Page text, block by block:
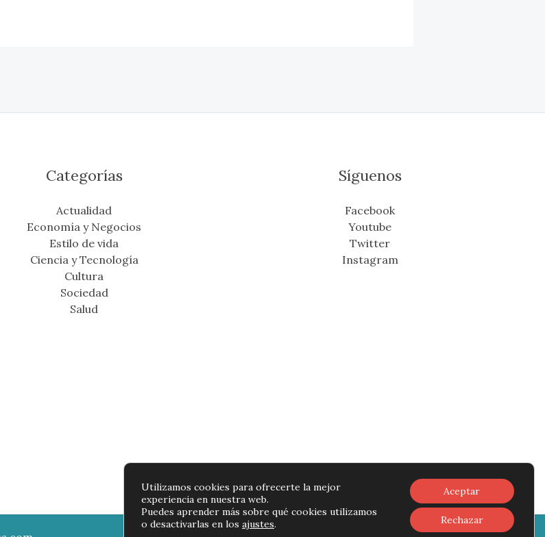
Categorías
Actualidad
Economía y Negocios
Estilo de vida
Ciencia y Tecnología
Cultura
Sociedad
Salud
Síguenos
Facebook
Youtube
Twitter
Instagram
Utilizamos cookies para ofrecerte la mejor
experiencia en nuestra web.
Puedes aprender más sobre qué cookies utilizamos
o desactivarlas en los ajustes.
Aceptar
Rechazar